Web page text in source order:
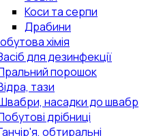
Коси та серпи
Драбини
хімія
для дезинфекції
порошок
тази
насадки до швабр
дрібниці
обтиральні